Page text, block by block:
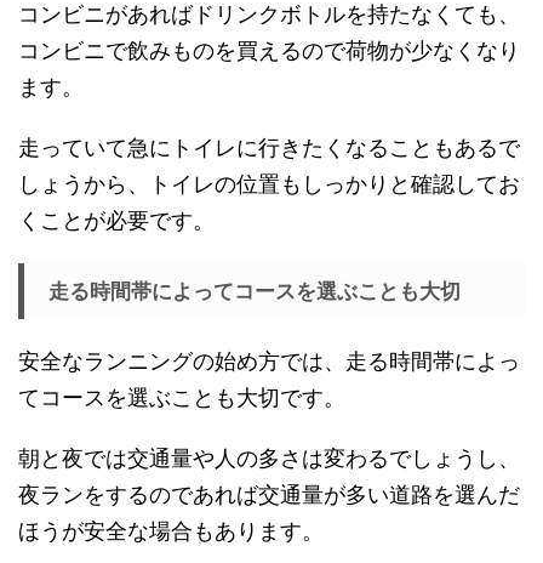
コンビニがあればドリンクボトルを持たなくても、
コンビニで飲みものを買えるので荷物が少なくなり
ます。
走っていて急にトイレに行きたくなることもあるで
しょうから、トイレの位置もしっかりと確認してお
くことが必要です。
走る時間帯によってコースを選ぶことも大切
安全なランニングの始め方では、走る時間帯によっ
てコースを選ぶことも大切です。
朝と夜では交通量や人の多さは変わるでしょうし、
夜ランをするのであれば交通量が多い道路を選んだ
ほうが安全な場合もあります。